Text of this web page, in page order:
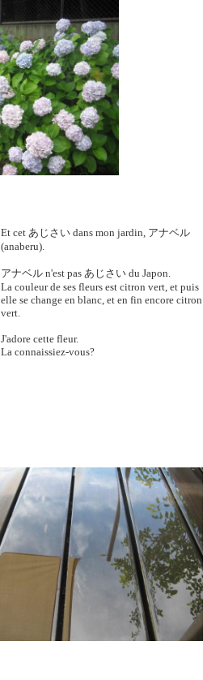
Et cet あじさい dans mon jardin, アナベル
(anaberu).
アナベル n'est pas あじさい du Japon.
La couleur de ses fleurs est citron vert, et puis
elle se change en blanc, et en fin encore citron
vert.
J'adore cette fleur.
La connaissiez-vous?